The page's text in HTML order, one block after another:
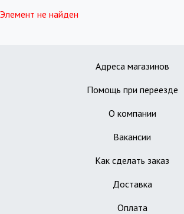
Элемент не найден
Адреса магазинов
Помощь при переезде
О компании
Вакансии
Как сделать заказ
Доставка
Оплата